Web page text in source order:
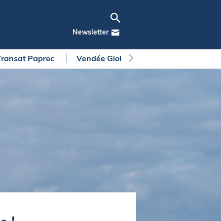
Newsletter
Paprec Vendée Globe